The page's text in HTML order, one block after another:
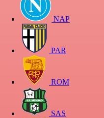
NAP
PAR
ROM
SAS